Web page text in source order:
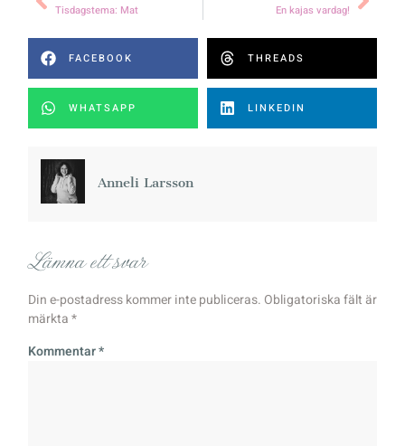
Tisdagstema: Mat En kajas vardag!
FACEBOOK THREADS
WHATSAPP LINKEDIN
Anneli Larsson
Lämna ett svar
Din e-postadress kommer inte publiceras. Obligatoriska fält är
märkta*
Kommentar*